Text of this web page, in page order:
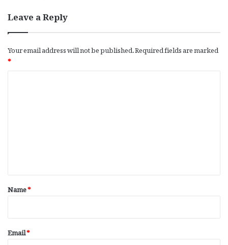
Leave a Reply
Your email address will not be published.Required fields are marked
*
*
Name*
Email*